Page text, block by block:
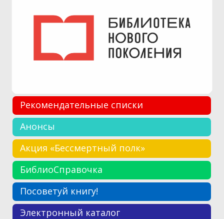
Рекомендательные списки
Анонсы
Акция «Бессмертный полк»
БиблиоСправочка
Посоветуй книгу!
Электронный каталог